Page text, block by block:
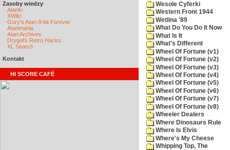
Zasoby wiedzy
Atariki
XWiki
Gury's Atari 8-bit Forever
Atarimania
Atari Archives
Drygol's Retro Hacks
XL Search
Kontakt
HI SCORE CAFÉ
Wesole Cyferki
Western Front 1944
Wetlina '89
What Do You Do It Now
What Is It
What's Different
Wheel Of Fortune (v1)
Wheel Of Fortune (v2)
Wheel Of Fortune (v3)
Wheel Of Fortune (v4)
Wheel Of Fortune (v5)
Wheel Of Fortune (v6)
Wheel Of Fortune (v7)
Wheel Of Fortune (v8)
Wheeler Dealers
Where Dinosaurs Rule
Where Is Elvis
Where's My Cheese
Whipping Top, The